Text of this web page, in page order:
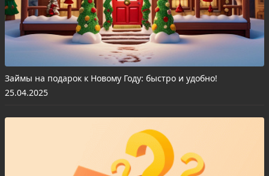
Займы на подарок к Новому Году: быстро и удобно!
25.04.2025